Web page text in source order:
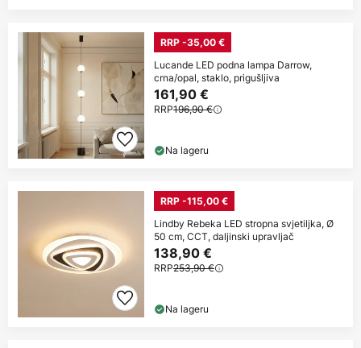
RRP -35,00 €
Lucande LED podna lampa Darrow,
crna/opal, staklo, prigušljiva
161,90 €
RRP196,90 €
Na lageru
RRP -115,00 €
Lindby Rebeka LED stropna svjetiljka, Ø
50 cm, CCT, daljinski upravljač
138,90 €
RRP253,90 €
Na lageru